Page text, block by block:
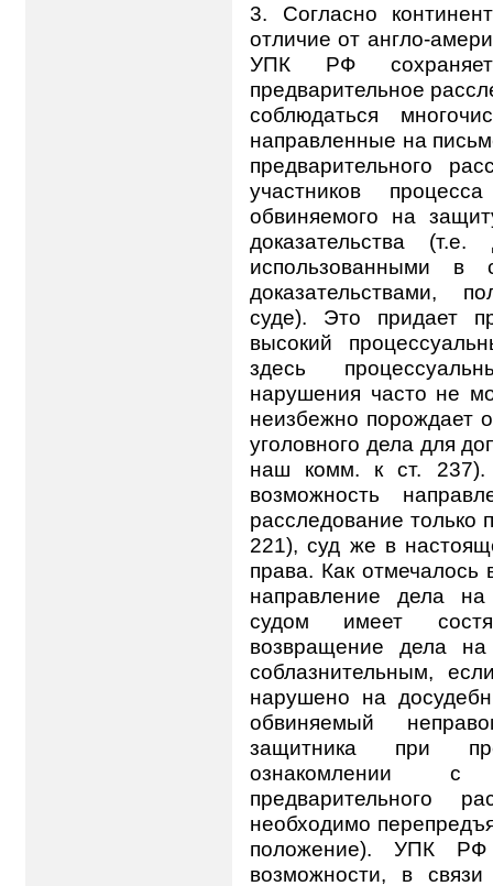
3. Согласно
отличие от англо-
УПК РФ
предварительное
соблюдаться
направленные на
предварительного
участников
обвиняемого на
доказательства
использованными в
доказательствами,
суде). Это придает
высокий
здесь
нарушения часто не
неизбежно порождает
уголовного дела для
наш комм. к ст. 237).
возможность
расследование только
221), суд же в
права. Как
направление дела на
судом имеет
возвращение дела на
соблазнительным,
нарушено на
обвиняемый
защитника при
ознакомлении с
предварительного
необходимо
положение). УПК РФ
возможности, в